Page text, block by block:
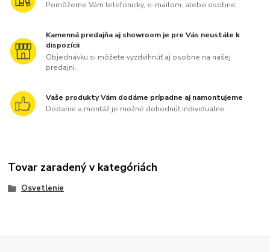
Pomôžeme Vám telefonicky, e-mailom, alebo osobne.
Kamenná predajňa aj showroom je pre Vás neustále k
dispozícii
Objednávku si môžete vyzdvihnúť aj osobne na našej
predajni.
Vaše produkty Vám dodáme prípadne aj namontujeme
Dodanie a montáž je možné dohodnúť individuálne.
Tovar zaradený v kategóriách
Osvetlenie